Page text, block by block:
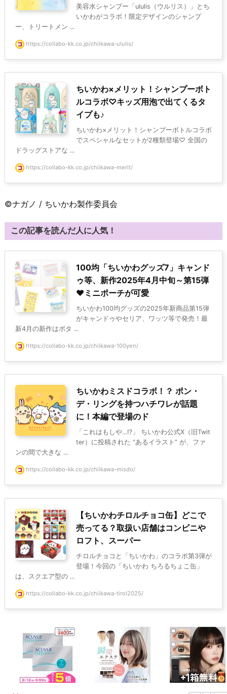
美容水シャンプー「ululis（ウルリス）」とち
いかわがコラボ！限定デザインのシャンプ
ー、トリートメン ...
https://collabo-kk.co.jp/chiikawa-ululis/
ちいかわ×メリット！シャンプーボト
ルコラボ♡キッズ用泡で出てくるタ
イプも♪
ちいかわ×メリット！シャンプーボトルコラボ
でスペシャルなセットが2種類登場♡ 全国の
ドラッグストアな ...
https://collabo-kk.co.jp/chiikawa-merit/
©ナガノ / ちいかわ製作委員会
この記事を読んだ人に人気！
100均「ちいかわグッズ7」キャンド
ゥ等、新作2025年4月中旬～第15弾
♥ミニポーチが可愛
ちいかわ100均グッズの2025年新商品第15弾
がキャンドゥやセリア、ワッツ等で発売！最
新4月の新作はボタ ...
https://collabo-kk.co.jp/chiikawa-100yen/
ちいかわミスドコラボ！？ ポン・
デ・リングを持つハチワレが話題
に！本編で登場のド
「これはもしや…⁉」 ちいかわ公式X（旧Twit
ter）に投稿された “あるイラスト” が、ファ
ンの間で大きな ...
https://collabo-kk.co.jp/chiikawa-misdo/
【ちいかわチロルチョコ缶】どこで
売ってる？取扱い店舗はコンビニや
ロフト、スーパー
チロルチョコと「ちいかわ」のコラボ第3弾が
登場！今回の「ちいかわ ちろるちょこ缶」
は、スクエア型の ...
https://collabo-kk.co.jp/chiikawa-tirol2025/